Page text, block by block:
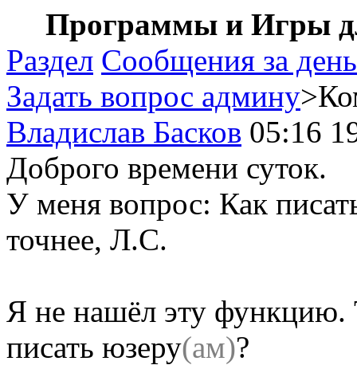
Программы и Игры
Раздел Сообщения за день
Задать вопрос админу
Владислав Басков 05:16
Доброго времени суток.
У меня вопрос: Как
точнее, Л.С.
Я не нашёл эту функцию.
писать юзеру(ам)?